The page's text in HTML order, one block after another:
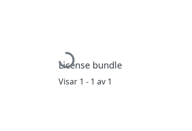
Hämtar...
License bundle
Visar 1 - 1 av 1